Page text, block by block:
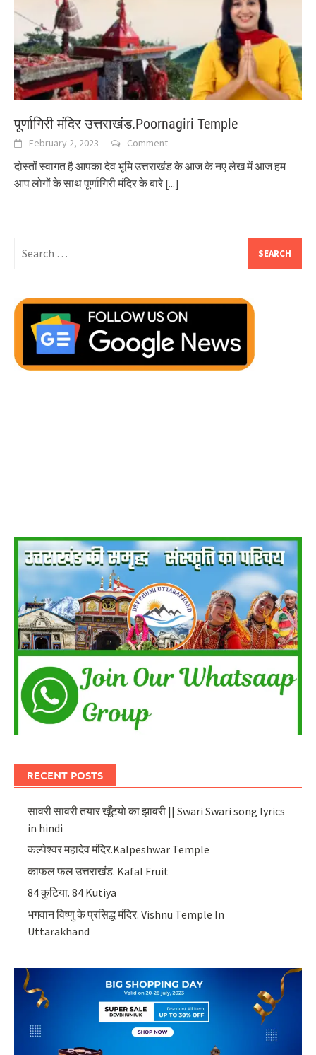
पूर्णागिरी मंदिर उत्तराखंड.Poornagiri Temple
February 2, 2023 Comment
दोस्तों स्वागत है आपका देव भूमि उत्तराखंड के आज के नए लेख में आज हम
आप लोगों के साथ पूर्णागिरी मंदिर के बारे [...]
for:
RECENT POSTS
सावरी सावरी तयार खूँटयो का झावरी || Swari Swari song lyrics
in hindi
कल्पेश्वर महादेव मंदिर.Kalpeshwar Temple
काफल फल उत्तराखंड. Kafal Fruit
84 कुटिया. 84 Kutiya
भगवान विष्णु के प्रसिद्ध मंदिर. Vishnu Temple In
Uttarakhand